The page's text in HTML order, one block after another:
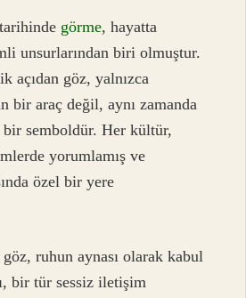
görme, hayatta
unsurlarından biri olmuştur.
açıdan göz, yalnızca
bir araç değil, aynı zamanda
bir semboldür. Her kültür,
yorumlamış ve
özel bir yere
ruhun aynası olarak kabul
bir tür sessiz iletişim